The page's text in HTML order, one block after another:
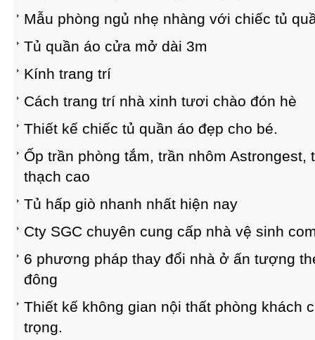
Mẫu phòng ngủ nhẹ nhàng với chiếc tủ
Tủ quần áo cửa mở dài 3m
Kính trang trí
Cách trang trí nhà xinh tươi chào đón hè
Thiết kế chiếc tủ quần áo đẹp cho bé.
Ốp trần phòng tắm, trần nhôm Astrongest,
thạch cao
Tủ hấp giò nhanh nhất hiện nay
Cty SGC chuyên cung cấp nhà vệ sinh
6 phương pháp thay đổi nhà ở ấn tượng
đông
Thiết kế không gian nội thất phòng khách
trọng.